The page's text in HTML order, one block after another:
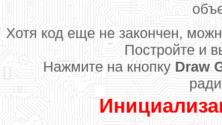
Хотя код еще не закончен,
Постройте и
Нажмите на кнопкуDraw